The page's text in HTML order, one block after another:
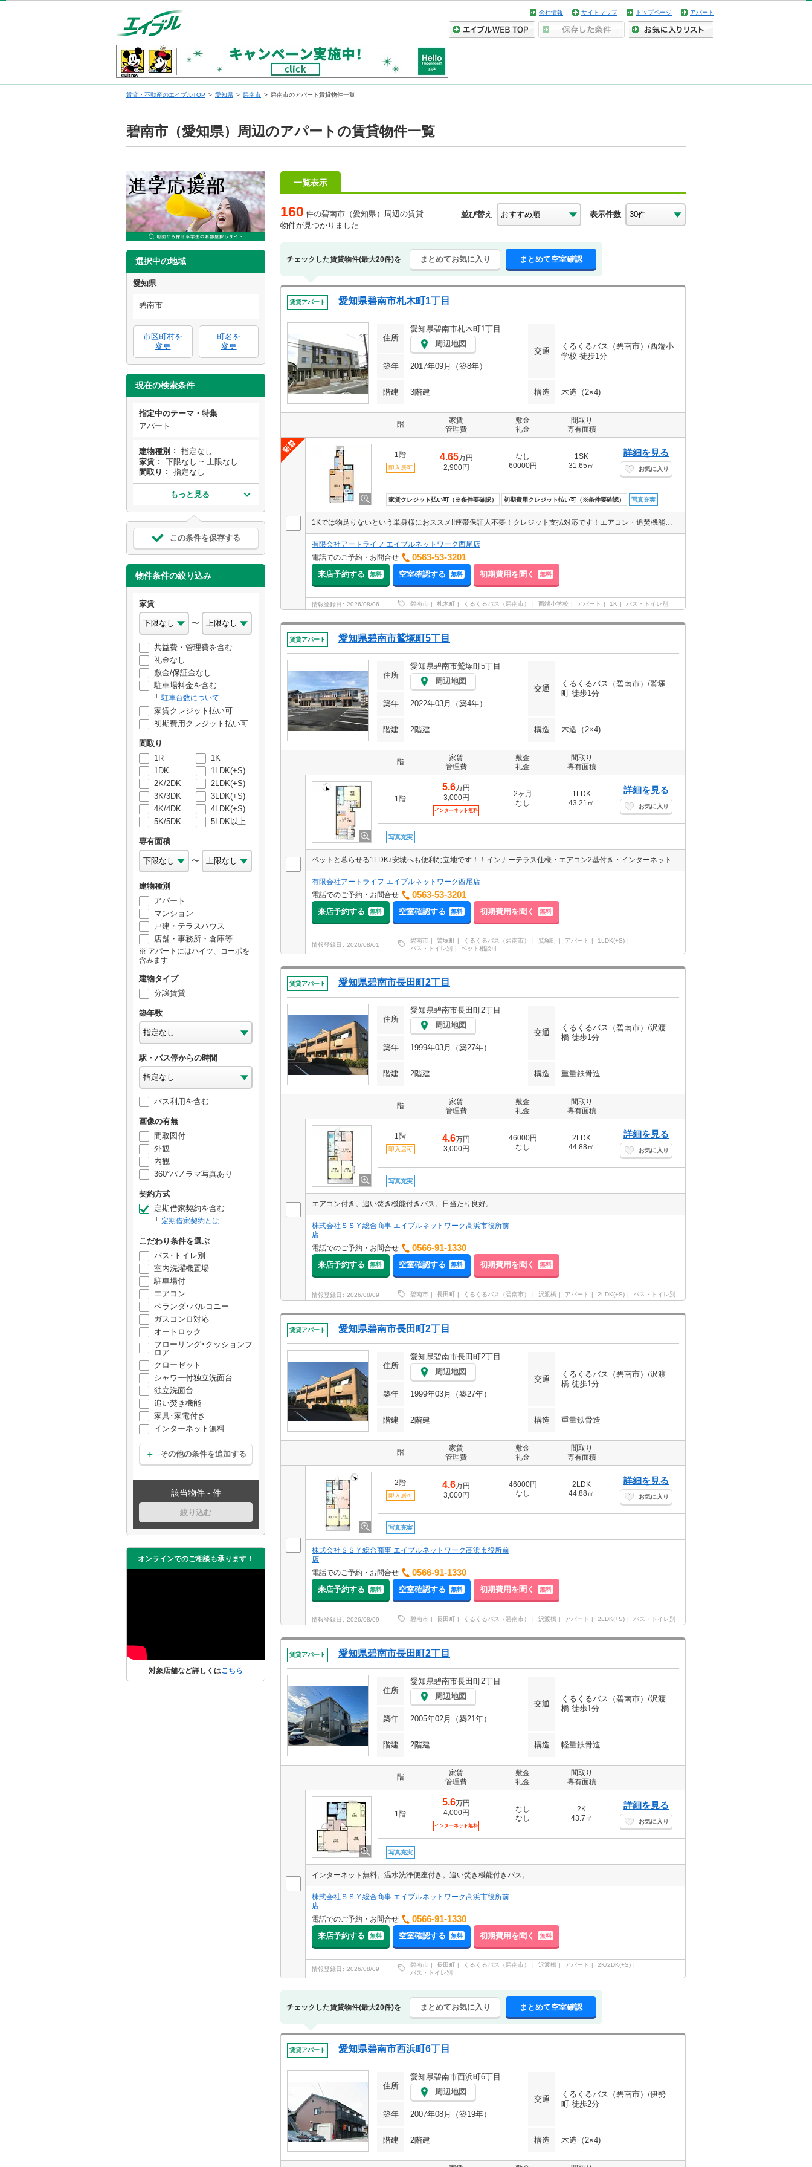
会社情報 サイトマップ トップページ アパート
賃貸・不動産のエイブルTOP 愛知県 碧南市 碧南市のアパート賃貸物件一覧
碧南市（愛知県）周辺のアパートの賃貸物件一覧
選択中の地域
愛知県
碧南市
市区町村を
変更
町名を
変更
現在の検索条件
指定中のテーマ・特集
アパート
建物種別
指定なし
家賃
下限なし ~ 上限なし
間取り
指定なし
もっと見る
この条件を保存する
物件条件の絞り込み
家賃
〜
共益費・管理費を含む
礼金なし
敷金/保証金なし
駐車場料金を含む
駐車台数について
家賃クレジット払い可
初期費用クレジット払い可
間取り
1R
1K
1DK
1LDK(+S)
2K/2DK
2LDK(+S)
3K/3DK
3LDK(+S)
4K/4DK
4LDK(+S)
5K/5DK
5LDK以上
専有面積
〜
建物種別
アパート
マンション
戸建・テラスハウス
店舗・事務所・倉庫等
アパートにはハイツ、コーポを
含みます
建物タイプ
分譲賃貸
築年数
駅・バス停からの時間
バス利用を含む
画像の有無
間取図付
外観
内観
360°パノラマ写真あり
契約方式
定期借家契約を含む
定期借家契約とは
こだわり条件を選ぶ
バス･トイレ別
室内洗濯機置場
駐車場付
エアコン
ベランダ･バルコニー
ガスコンロ対応
オートロック
フローリング･クッションフ
ロア
クローゼット
シャワー付独立洗面台
独立洗面台
追い焚き機能
家具･家電付き
インターネット無料
その他の条件を追加する
該当物件 - 件
絞り込む
オンラインでのご相談も承ります！
対象店舗など詳しくはこちら
一覧表示
160 件の碧南市（愛知県）周辺の賃貸
物件が見つかりました
並び替え 表示件数
チェックした賃貸物件(最大20件)を まとめてお気に入り まとめて空室確認
賃貸アパート 愛知県碧南市札木町1丁目
住所
愛知県碧南市札木町1丁目
周辺地図
交通
くるくるバス（碧南市）/西端小
学校 徒歩1分
築年
2017年09月（築8年）
階建 3階建 構造 木造（2×4)
階
家賃
管理費
敷金
礼金
間取り
専有面積
1階
即入居可
4.65万円
2,900円
なし
60000円
1SK
31.65㎡
詳細を見る
お気に入り
家賃クレジット払い可（※条件要確認） 初期費用クレジット払い可（※条件要確認） 写真充実
1Kでは物足りないという単身様におススメ!!連帯保証人不要！クレジット支払対応です！エアコン・追焚機能・浴室乾燥機・シャワートイレ・照明器具など設備充実♪
有限会社アートライフ エイブルネットワーク西尾店
電話でのご予約・お問合せ
0563-53-3201
来店予約する 無料 空室確認する 無料 初期費用を聞く 無料
情報登録日 2026/08/06 碧南市 札木町 くるくるバス（碧南市） 西端小学校 アパート 1K バス・トイレ別
賃貸アパート 愛知県碧南市鷲塚町5丁目
住所
愛知県碧南市鷲塚町5丁目
周辺地図
交通
くるくるバス（碧南市）/鷲塚
町 徒歩1分
築年
2022年03月（築4年）
階建 2階建 構造 木造（2×4)
階
家賃
管理費
敷金
礼金
間取り
専有面積
1階
5.6万円
3,000円
インターネット無料
2ヶ月
なし
1LDK
43.21㎡
詳細を見る
お気に入り
写真充実
ペットと暮らせる1LDK♪安城へも便利な立地です！！インナーテラス仕様・エアコン2基付き・インターネット無料のお部屋☆宅配ボックス付で不在時も便利！
有限会社アートライフ エイブルネットワーク西尾店
電話でのご予約・お問合せ
0563-53-3201
来店予約する 無料 空室確認する 無料 初期費用を聞く 無料
情報登録日 2026/08/01
碧南市 鷲塚町 くるくるバス（碧南市） 鷲塚町 アパート
1LDK(+S)
バス・トイレ別
ペット相談可
賃貸アパート 愛知県碧南市長田町2丁目
住所
愛知県碧南市長田町2丁目
周辺地図
交通
くるくるバス（碧南市）/沢渡
橋 徒歩1分
築年
1999年03月（築27年）
階建 2階建 構造 重量鉄骨造
階
家賃
管理費
敷金
礼金
間取り
専有面積
1階
即入居可
4.6万円
3,000円
46000円
なし
2LDK
44.88㎡
詳細を見る
お気に入り
写真充実
エアコン付き。追い焚き機能付きバス。日当たり良好。
株式会社ＳＳＹ総合商事 エイブルネットワーク高浜市役所前
店
電話でのご予約・お問合せ
0566-91-1330
来店予約する 無料 空室確認する 無料 初期費用を聞く 無料
情報登録日 2026/08/09 碧南市 長田町 くるくるバス（碧南市） 沢渡橋 アパート 2LDK(+S) バス・トイレ別
賃貸アパート 愛知県碧南市長田町2丁目
住所
愛知県碧南市長田町2丁目
周辺地図
交通
くるくるバス（碧南市）/沢渡
橋 徒歩1分
築年
1999年03月（築27年）
階建 2階建 構造 重量鉄骨造
階
家賃
管理費
敷金
礼金
間取り
専有面積
2階
即入居可
4.6万円
3,000円
46000円
なし
2LDK
44.88㎡
詳細を見る
お気に入り
写真充実
株式会社ＳＳＹ総合商事 エイブルネットワーク高浜市役所前
店
電話でのご予約・お問合せ
0566-91-1330
来店予約する 無料 空室確認する 無料 初期費用を聞く 無料
情報登録日 2026/08/09 碧南市 長田町 くるくるバス（碧南市） 沢渡橋 アパート 2LDK(+S) バス・トイレ別
賃貸アパート 愛知県碧南市長田町2丁目
住所
愛知県碧南市長田町2丁目
周辺地図
交通
くるくるバス（碧南市）/沢渡
橋 徒歩1分
築年
2005年02月（築21年）
階建 2階建 構造 軽量鉄骨造
階
家賃
管理費
敷金
礼金
間取り
専有面積
1階
5.6万円
4,000円
インターネット無料
なし
なし
2K
43.7㎡
詳細を見る
お気に入り
写真充実
インターネット無料。温水洗浄便座付き。追い焚き機能付きバス。
株式会社ＳＳＹ総合商事 エイブルネットワーク高浜市役所前
店
電話でのご予約・お問合せ
0566-91-1330
来店予約する 無料 空室確認する 無料 初期費用を聞く 無料
情報登録日 2026/08/09
碧南市 長田町 くるくるバス（碧南市） 沢渡橋 アパート
2K/2DK(+S)
バス・トイレ別
チェックした賃貸物件(最大20件)を まとめてお気に入り まとめて空室確認
賃貸アパート 愛知県碧南市西浜町6丁目
住所
愛知県碧南市西浜町6丁目
周辺地図
交通
くるくるバス（碧南市）/伊勢
町 徒歩2分
築年
2007年08月（築19年）
階建 2階建 構造 木造（2×4)